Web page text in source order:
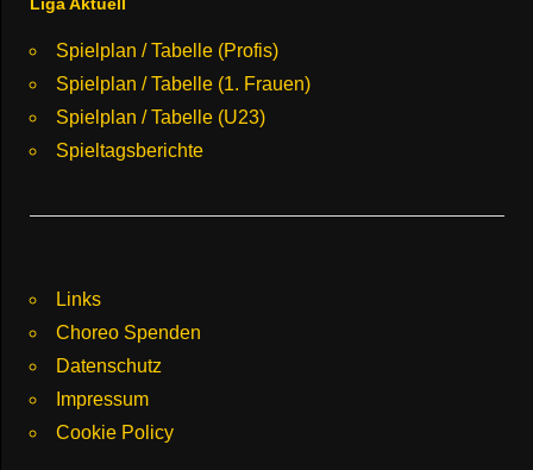
Spielplan / Tabelle (Profis)
Spielplan / Tabelle (1. Frauen)
Spielplan / Tabelle (U23)
Spieltagsberichte
Links
Choreo Spenden
Datenschutz
Impressum
Cookie Policy